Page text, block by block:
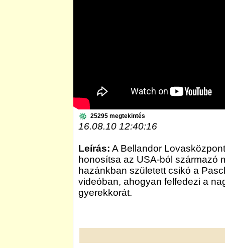
25295 megtekintés
16.08.10 12:40:16
Leírás: A Bellandor
honosítsa az USA-ból származó
hazánkban született csikó a
videóban, ahogyan felfedezi a
gyerekkorát.